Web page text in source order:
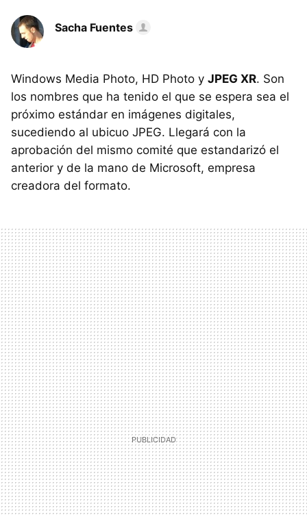
Sacha Fuentes
Windows Media Photo, HD Photo y JPEG XR. Son
los nombres que ha tenido el que se espera sea el
próximo estándar en imágenes digitales,
sucediendo al ubicuo JPEG. Llegará con la
aprobación del mismo comité que estandarizó el
anterior y de la mano de Microsoft, empresa
creadora del formato.